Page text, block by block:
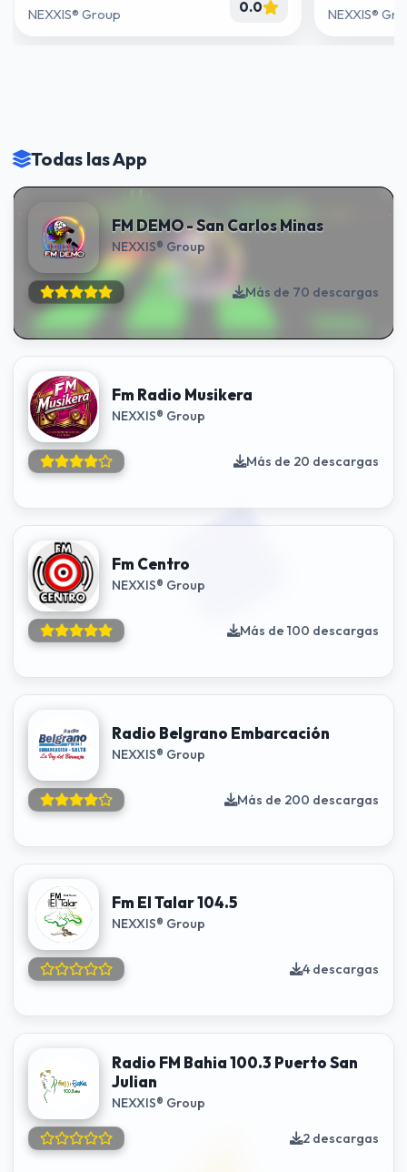
NEXXIS® Group 0.0 NEXXIS®
Todas las App
FM DEMO - San Carlos Minas
NEXXIS® Group
Más de 70 descargas
Fm Radio Musikera
NEXXIS® Group
Más de 20 descargas
Fm Centro
NEXXIS® Group
Más de 100 descargas
Radio Belgrano Embarcación
NEXXIS® Group
Más de 200 descargas
Fm El Talar 104.5
NEXXIS® Group
4 descargas
Radio FM Bahia 100.3 Puerto San
Julian
NEXXIS® Group
2 descargas